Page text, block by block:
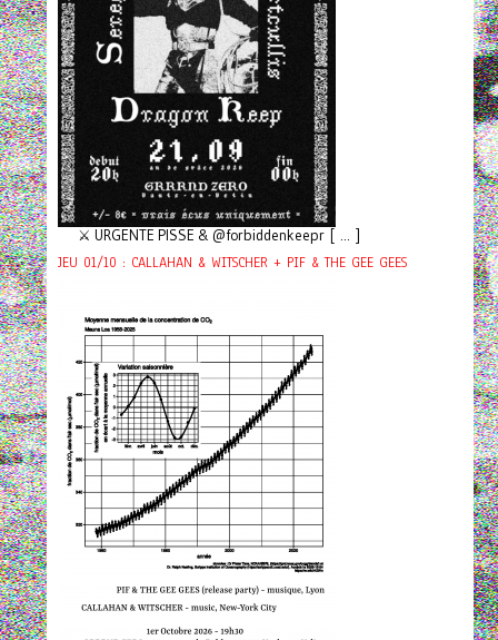
⚔️ URGENTE PISSE & @forbiddenkeepr [ ... ]
JEU 01/10 : CALLAHAN & WITSCHER + PIF & THE GEE GEES